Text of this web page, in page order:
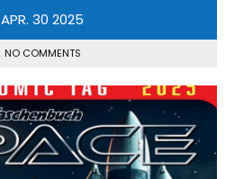
APR. 30 2025
NO COMMENTS